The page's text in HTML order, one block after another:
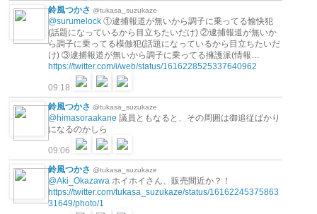
鈴風つかさ @tukasa_suzukaze
@surumelock ①逮捕報道が無いから調子に乗ってる愉快犯
(話題になっているから目立ちたいだけ) ②逮捕報道が無いか
ら調子に乗ってる模倣犯(話題になっているから目立ちたいだ
け) ③逮捕報道が無いから調子に乗ってる擁護派(情報…
https://twitter.com/i/web/status/1616228525337640962
09:18
鈴風つかさ @tukasa_suzukaze
@himasoraakane 議員ともなると、その周囲は御追従ばかり
になるのかしら
09:06
鈴風つかさ @tukasa_suzukaze
@Aki_Okazawa ホイホイさん、販売間近か？！
https://twitter.com/tukasa_suzukaze/status/16162245375863
31649/photo/1